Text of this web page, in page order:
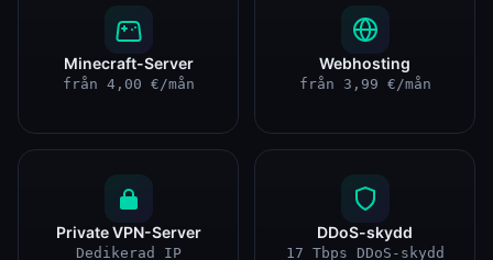
Minecraft-Server
från 4,00 €/mån
Webhosting
från 3,99 €/mån
Private VPN-Server
Dedikerad IP
DDoS-skydd
17 Tbps DDoS-skydd